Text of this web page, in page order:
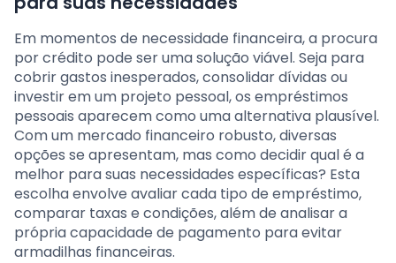
Em momentos de necessidade financeira, a procura
por crédito pode ser uma solução viável. Seja para
cobrir gastos inesperados, consolidar dívidas ou
investir em um projeto pessoal, os empréstimos
pessoais aparecem como uma alternativa plausível.
Com um mercado financeiro robusto, diversas
opções se apresentam, mas como decidir qual é a
melhor para suas necessidades específicas? Esta
escolha envolve avaliar cada tipo de empréstimo,
comparar taxas e condições, além de analisar a
própria capacidade de pagamento para evitar
armadilhas financeiras.